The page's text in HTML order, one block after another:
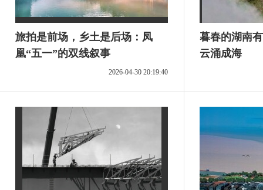
旅拍是前场，乡土是后场：凤
凰“五一”的双线叙事
2026-04-30 20:19:40
暮春的湖南
云涌成海